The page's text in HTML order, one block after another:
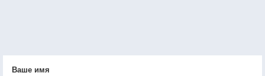
Ваше имя